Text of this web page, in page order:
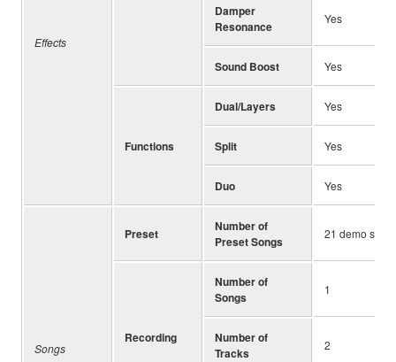
Effects
Damper
Resonance
Yes
Sound Boost Yes
Functions
Dual/Layers Yes
Split Yes
Duo Yes
Songs
Preset
Number of
Preset Songs
21 demo
Recording
Number of
Songs
1
Number of
Tracks
2